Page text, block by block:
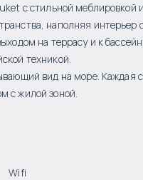
с стильной
наполняя
на террасу и к
техникой.
вид на море. Каждая
с жилой зоной.
Wifi